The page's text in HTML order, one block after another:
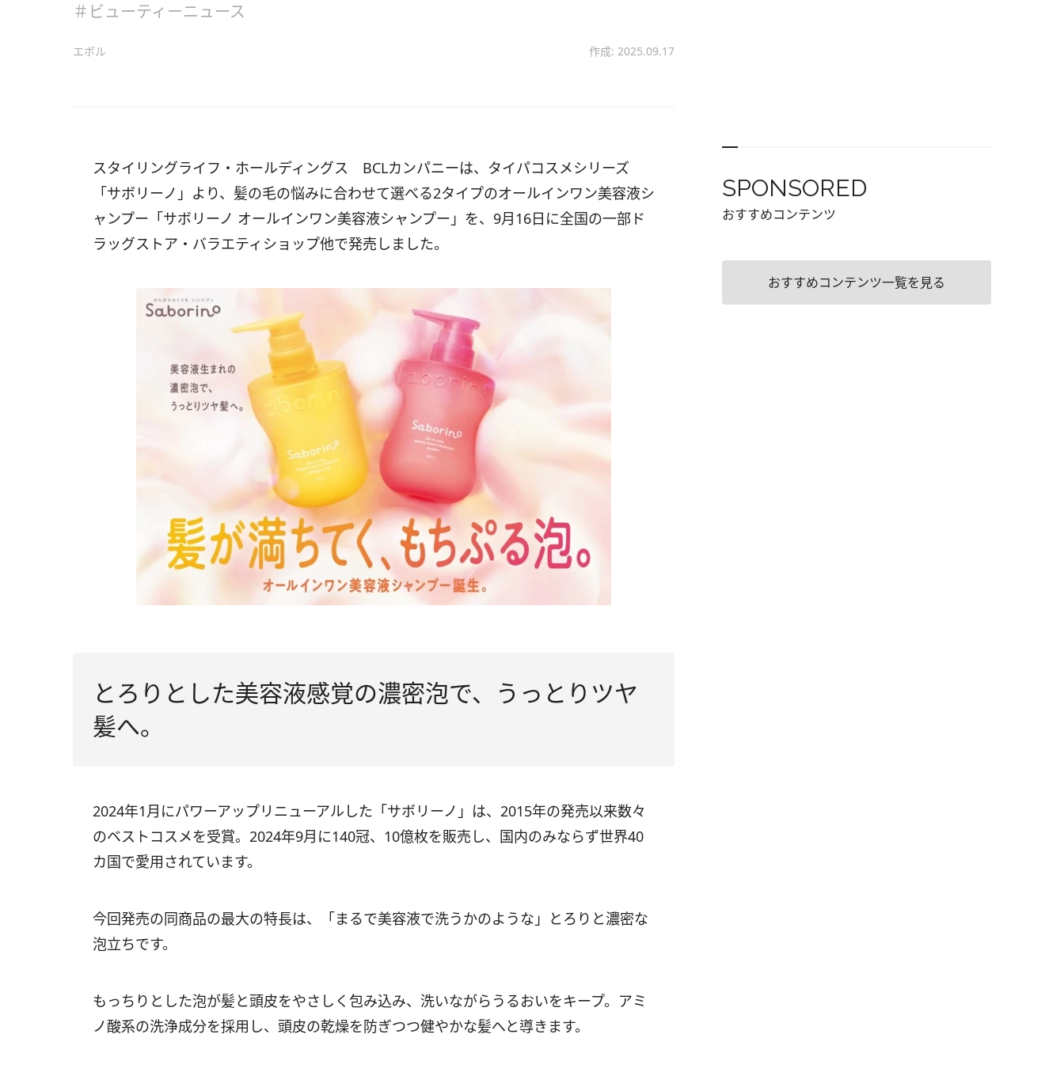
＃ビューティーニュース
エボル 作成: 2025.09.17
スタイリングライフ・ホールディングス BCLカンパニーは、タイパコスメシリーズ
「サボリーノ」より、髪の毛の悩みに合わせて選べる2タイプのオールインワン美容液シ
ャンプー「サボリーノ オールインワン美容液シャンプー」を、9月16日に全国の一部ド
ラッグストア・バラエティショップ他で発売しました。
とろりとした美容液感覚の濃密泡で、うっとりツヤ
髪へ。
2024年1月にパワーアップリニューアルした「サボリーノ」は、2015年の発売以来数々
のベストコスメを受賞。2024年9月に140冠、10億枚を販売し、国内のみならず世界40
カ国で愛用されています。
今回発売の同商品の最大の特長は、「まるで美容液で洗うかのような」とろりと濃密な
泡立ちです。
もっちりとした泡が髪と頭皮をやさしく包み込み、洗いながらうるおいをキープ。アミ
ノ酸系の洗浄成分を採用し、頭皮の乾燥を防ぎつつ健やかな髪へと導きます。
SPONSORED
おすすめコンテンツ
おすすめコンテンツ一覧を見る